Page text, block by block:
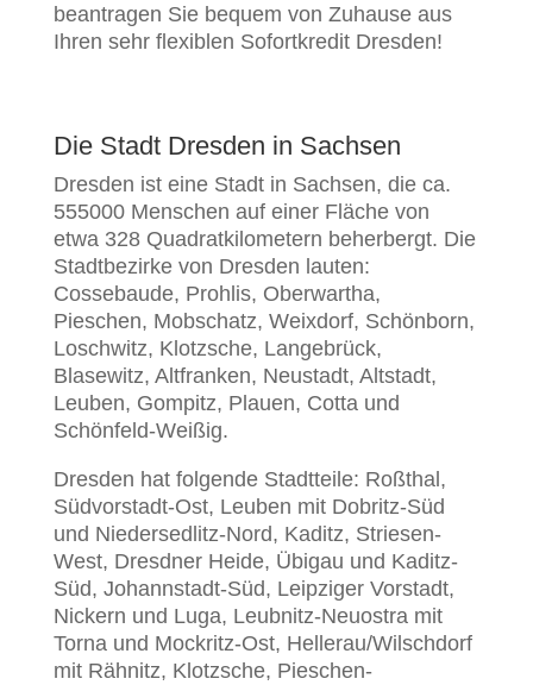
beantragen Sie bequem von Zuhause aus
Ihren sehr flexiblen Sofortkredit Dresden!
Die Stadt Dresden in Sachsen
Dresden ist eine Stadt in Sachsen, die ca.
555000 Menschen auf einer Fläche von
etwa 328 Quadratkilometern beherbergt. Die
Stadtbezirke von Dresden lauten:
Cossebaude, Prohlis, Oberwartha,
Pieschen, Mobschatz, Weixdorf, Schönborn,
Loschwitz, Klotzsche, Langebrück,
Blasewitz, Altfranken, Neustadt, Altstadt,
Leuben, Gompitz, Plauen, Cotta und
Schönfeld-Weißig.
Dresden hat folgende Stadtteile: Roßthal,
Südvorstadt-Ost, Leuben mit Dobritz-Süd
und Niedersedlitz-Nord, Kaditz, Striesen-
West, Dresdner Heide, Übigau und Kaditz-
Süd, Johannstadt-Süd, Leipziger Vorstadt,
Nickern und Luga, Leubnitz-Neuostra mit
Torna und Mockritz-Ost, Hellerau/Wilschdorf
mit Rähnitz, Klotzsche, Pieschen-